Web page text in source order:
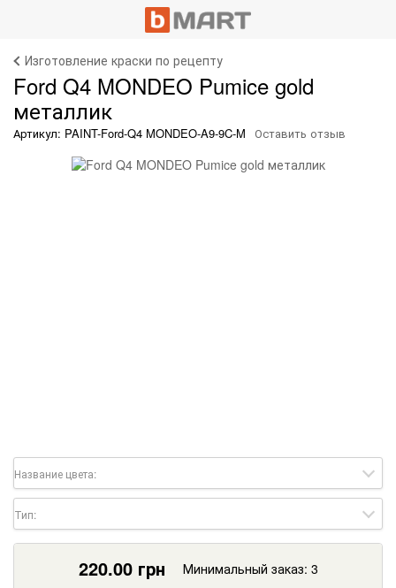
Изготовление краски по рецепту
Ford Q4 MONDEO Pumice gold
металлик
Артикул: PAINT-Ford-Q4 MONDEO-A9-9C-M Оставить отзыв
Название цвета:
Тип:
220.00грн Минимальный заказ: 3